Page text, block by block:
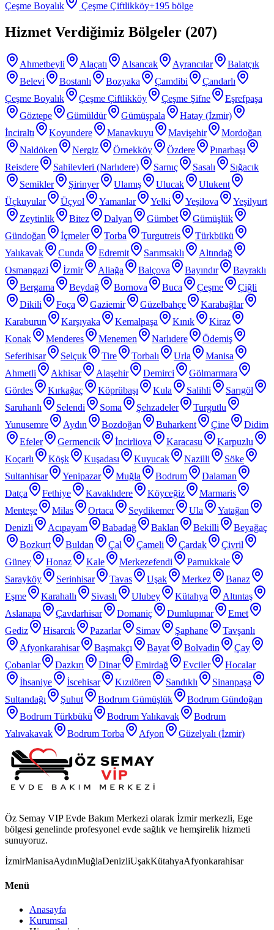
Çeşme Boyalık
Çeşme Çiftlikköy+195 bölge
Hizmet Verdiğimiz Bölgeler (207)
Ahmetbeyli Alaçatı Alsancak Ayrancılar
Balatçık
Belevi
Bostanlı Bozyaka Çamdibi
Çandarlı
Çeşme Boyalık
Çeşme Çiftlikköy Çeşme Şifne
Eşrefpaşa
Göztepe
Gümüldür Gümüşpala
Hatay (İzmir)
İnciraltı
Koyundere Manavkuyu Mavişehir
Mordoğan
Naldöken
Nergiz Örnekköy Özdere
Pınarbaşı
Reisdere
Sahilevleri (Narlıdere) Sarnıç Sasalı
Sığacık
Semikler
Şirinyer Ulamış Ulucak
Ulukent
Üçkuyular
Üçyol Yamanlar Yelki Yeşilova
Yeşilyurt
Zeytinlik
Bitez Dalyan Gümbet
Gümüşlük
Gündoğan
İçmeler Torba Turgutreis
Türkbükü
Yalıkavak
Cunda Edremit Sarımsaklı
Altındağ
Osmangazi
İzmir Aliağa Balçova Bayındır
Bayraklı
Bergama
Beydağ Bornova Buca Çeşme
Çiğli
Dikili
Foça Gaziemir Güzelbahçe
Karabağlar
Karaburun
Karşıyaka Kemalpaşa Kınık
Kiraz
Konak
Menderes Menemen Narlıdere
Ödemiş
Seferihisar
Selçuk Tire Torbalı Urla
Manisa
Ahmetli
Akhisar Alaşehir Demirci
Gölmarmara
Gördes
Kırkağaç Köprübaşı Kula Salihli
Sarıgöl
Saruhanlı
Selendi Soma Şehzadeler
Turgutlu
Yunusemre
Aydın Bozdoğan Buharkent Çine
Didim
Efeler
Germencik İncirliova Karacasu
Karpuzlu
Koçarlı
Köşk Kuşadası Kuyucak Nazilli
Söke
Sultanhisar
Yenipazar Muğla Bodrum
Dalaman
Datça
Fethiye Kavaklıdere Köyceğiz
Marmaris
Menteşe
Milas Ortaca Seydikemer Ula
Yatağan
Denizli
Acıpayam Babadağ Baklan Bekilli
Beyağaç
Bozkurt
Buldan Çal Çameli Çardak
Çivril
Güney
Honaz Kale Merkezefendi
Pamukkale
Sarayköy
Serinhisar Tavas Uşak Merkez
Banaz
Eşme
Karahallı Sivaslı Ulubey Kütahya
Altıntaş
Aslanapa
Çavdarhisar Domaniç Dumlupınar
Emet
Gediz
Hisarcık Pazarlar Simav Şaphane
Tavşanlı
Afyonkarahisar
Başmakçı Bayat Bolvadin
Çay
Çobanlar
Dazkırı Dinar Emirdağ Evciler
Hocalar
İhsaniye
İscehisar Kızılören Sandıklı
Sinanpaşa
Sultandağı
Şuhut Bodrum Gümüşlük
Bodrum Gündoğan
Bodrum Türkbükü
Bodrum Yalıkavak
Bodrum
Yalıvakavak
Bodrum Torba Afyon Güzelyalı (İzmir)
Öz Semay VIP Evde Bakım Merkezi olarak İzmir merkezli, Ege
bölgesi genelinde profesyonel evde sağlık ve hemşirelik hizmeti
sunuyoruz.
İzmirManisaAydınMuğlaDenizliUşakKütahyaAfyonkarahisar
Menü
Anasayfa
Kurumsal